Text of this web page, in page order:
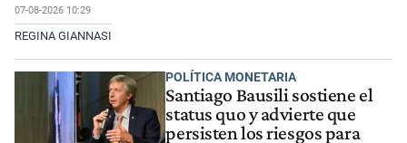
07-08-2026 10:29
REGINA GIANNASI
POLÍTICA MONETARIA
Santiago Bausili sostiene el
status quo y advierte que
persisten los riesgos para